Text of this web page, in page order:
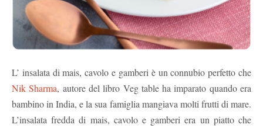
L’ insalata di mais, cavolo e gamberi è un connubio perfetto che
Nik Sharma, autore del libro Veg table ha imparato quando era
bambino in India, e la sua famiglia mangiava molti frutti di mare.
L’insalata fredda di mais, cavolo e gamberi era un piatto che